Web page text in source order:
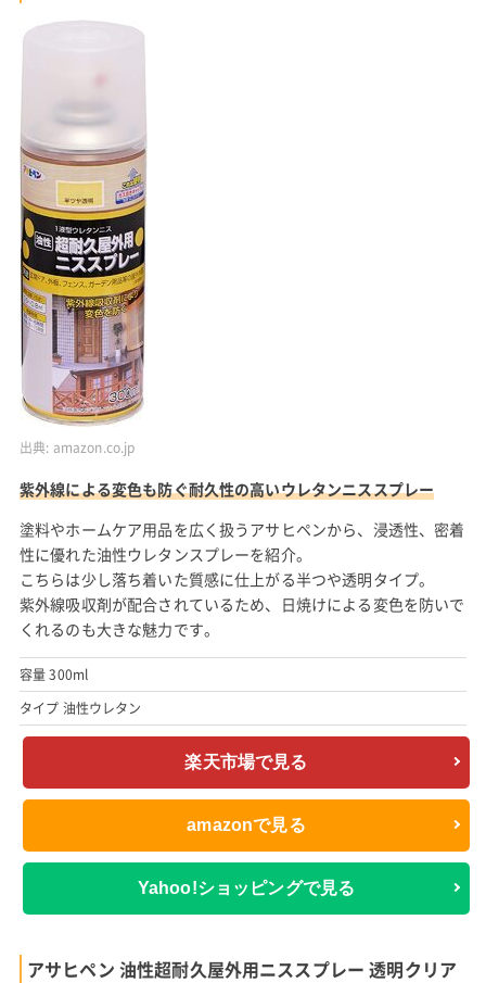
出典: amazon.co.jp
紫外線による変色も防ぐ耐久性の高いウレタンニススプレー
塗料やホームケア用品を広く扱うアサヒペンから、浸透性、密着
性に優れた油性ウレタンスプレーを紹介。
こちらは少し落ち着いた質感に仕上がる半つや透明タイプ。
紫外線吸収剤が配合されているため、日焼けによる変色を防いで
くれるのも大きな魅力です。
容量 300ml
タイプ 油性ウレタン
楽天市場で見る
amazonで見る
Yahoo!ショッピングで見る
アサヒペン 油性超耐久屋外用ニススプレー 透明クリア